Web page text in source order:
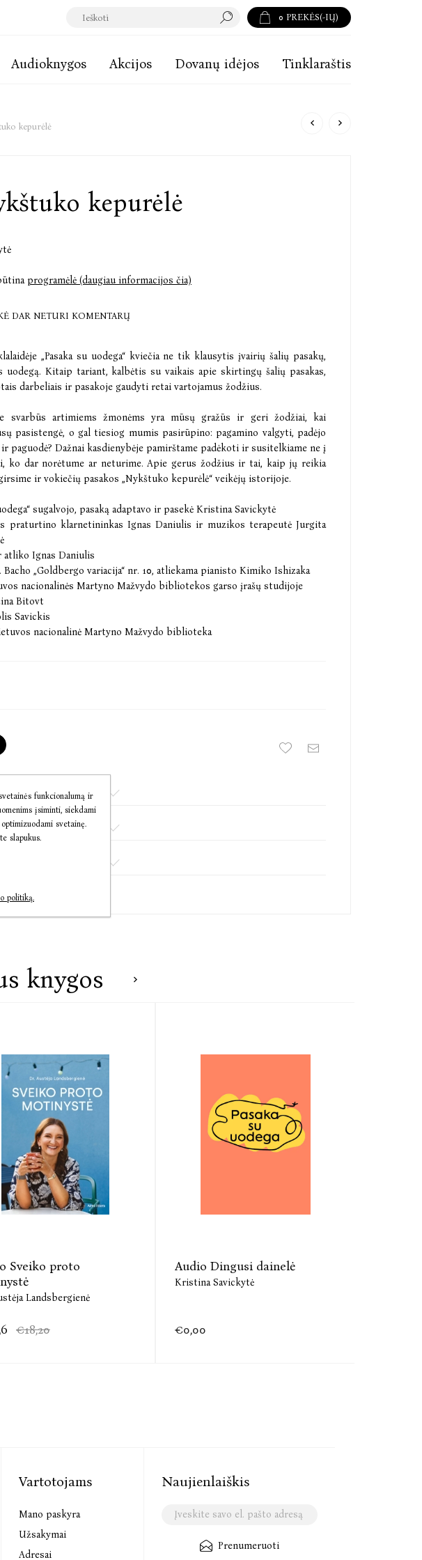
0 PREKĖS(-IŲ)
Audioknygos Akcijos Dovanų idėjos Tinklaraštis
kepurėlė
kepurėlė
programėlė (daugiau informacijos čia)
DAR NETURI KOMENTARŲ
„Pasaka su uodega“ kviečia ne tik klausytis įvairių šalių pasakų,
uodegą. Kitaip tariant, kalbėtis su vaikais apie skirtingų šalių pasakas,
darbeliais ir pasakoje gaudyti retai vartojamus žodžius.
svarbūs artimiems žmonėms yra mūsų gražūs ir geri žodžiai, kai
pasistengė, o gal tiesiog mumis pasirūpino: pagamino valgyti, padėjo
paguodė? Dažnai kasdienybėje pamirštame padėkoti ir susitelkiame ne į
ko dar norėtume ar neturime. Apie gerus žodžius ir tai, kaip jų reikia
ir vokiečių pasakos „Nykštuko kepurėlė“ veikėjų istorijoje.
sugalvojo, pasaką adaptavo ir pasekė Kristina Savickytė
praturtino klarnetininkas Ignas Daniulis ir muzikos terapeutė Jurgita
atliko Ignas Daniulis
Bacho „Goldbergo variacija“ nr. 10, atliekama pianisto Kimiko Ishizaka
nacionalinės Martyno Mažvydo bibliotekos garso įrašų studijoje
Bitovt
Savickis
nacionalinė Martyno Mažvydo biblioteka
knygos
Sveiko proto
Landsbergienė
€18,20
Audio Dingusi dainelė
Kristina Savickytė
€0,00
Vartotojams
Mano paskyra
Užsakymai
Adresai
Naujienlaiškis
Prenumeruoti
funkcionalumą ir
įsiminti, siekdami
svetainę.
slapukus.
politiką.